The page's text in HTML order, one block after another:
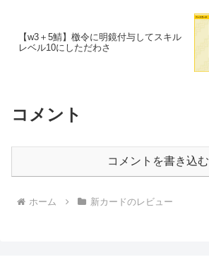
【w3＋5鯖】檄令に明鏡付与してスキル
レベル10にしただわさ
コメント
コメントを書き込む
ホーム 新カードのレビュー